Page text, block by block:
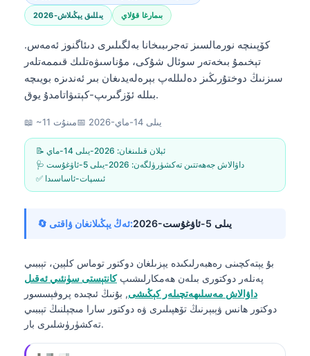
2026-يىللىق يېڭىلاش بىمارغا قۇلاي
كۆپىنچە نورمالسىز تەجرىبىخانا بەلگىلىرى دىئاگنوز ئەمەس.
تېخىمۇ بىخەتەر سوئال شۇكى، مۇناسىۋەتلىك قىممەتلەر
سىزنىڭ دوختۇرىڭىز دەلىللەپ بېرەلەيدىغان بىر ئەندىزە بويىچە
بىللە ئۆزگىرىپ-كېتىۋاتامدۇ يوق.
📖 ~11 مىنۇت📅 2026-يىلى 14-ماي
📝 ئېلان قىلىنغان: 2026-يىلى 14-ماي
🩺 داۋالاش جەھەتتىن تەكشۈرۈلگەن: 2026-يىلى 5-ئاۋغۇست
✅ ئىسپات-ئاساسىدا
🔄 ئەڭ يېڭىلانغان ۋاقتى: 2026-يىلى 5-ئاۋغۇست
بۇ يېتەكچىنى رەھبەرلىكىدە يېزىلغان دوكتور توماس كلېين، تېببىي
پەنلەر دوكتورى بىلەن ھەمكارلىشىپكانتېستى سۈنئىي ئەقىل
داۋالاش مەسلىھەتچىلەر كېڭىشى, بۇنىڭ ئىچىدە پروفېسسور
دوكتور ھانس ۋېبېرنىڭ تۆھپىلىرى ۋە دوكتور سارا مىچېلنىڭ تېببىي
تەكشۈرۈشلىرى بار.